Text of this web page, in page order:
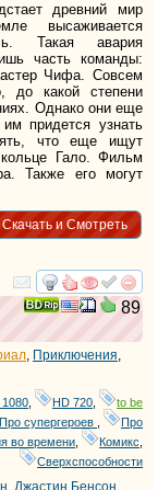
древний мир
высаживается
Такая авария
часть команды:
Чифа. Совсем
до какой степени
Однако они еще
придется узнать
что еще ищут
Гало. Фильм
Также его могут
Скачать и Смотреть
смотреть
89
, Приключения,
HD 720
to be
Про супергероев
Про
во времени Комикс
Сверхспособности
, Джастин Бенсон,